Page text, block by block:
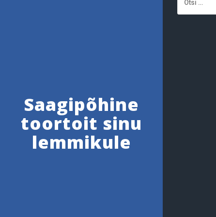
Saagipõhine
toortoit sinu
lemmikule